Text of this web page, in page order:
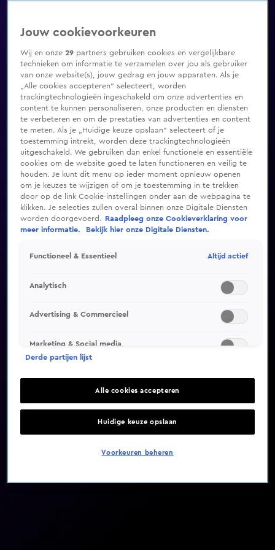
Video helaas niet gevonden
Jouw cookievoorkeuren
Wij en onze29 partners gebruiken cookies en vergelijkbare
technieken om informatie te verzamelen over jou als gebruiker
van onze website(s), jouw gedrag en jouw apparaten. Als je
„Alle cookies accepteren” selecteert, worden
trackingtechnologieën ingeschakeld om onze advertenties en
content te kunnen personaliseren, onze producten en diensten
te verbeteren en om de prestaties van advertenties en content
te meten. Als je „Huidige keuze opslaan” selecteert of je
toestemming intrekt, worden deze trackingtechnologieën
uitgeschakeld. We gebruiken dan enkel functionele en essentiële
cookies om de website goed te laten functioneren en veilig te
houden. Je kunt dit menu op ieder moment opnieuw openen
om je keuzes te wijzigen of om je toestemming in te trekken
door op de link Cookie-instellingen onder aan de webpagina te
klikken. Je selecties zullen overal binnen onze Digitale Diensten
worden doorgevoerd.
Raadpleeg onze Cookieverklaring voor
meer informatie.
Bekijk hier onze Digitale Diensten.
Functioneel & Essentieel Altijd actief
Analytisch
Advertising & Commercieel
Marketing & Social media
Derde partijen lijst
Alle cookies accepteren
Huidige keuze opslaan
Voorkeuren beheren